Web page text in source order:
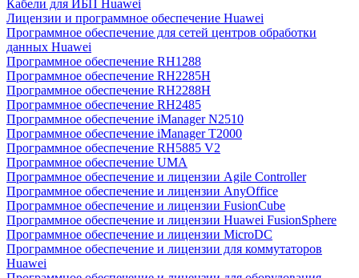
Кабели для ИБП Huawei
Лицензии и программное обеспечение Huawei
Программное обеспечение для сетей центров обработки
данных Huawei
Программное обеспечение RH1288
Программное обеспечение RH2285H
Программное обеспечение RH2288H
Программное обеспечение RH2485
Программное обеспечение iManager N2510
Программное обеспечение iManager T2000
Программное обеспечение RH5885 V2
Программное обеспечение UMA
Программное обеспечение и лицензии Agile Controller
Программное обеспечение и лицензии AnyOffice
Программное обеспечение и лицензии FusionCube
Программное обеспечение и лицензии Huawei FusionSphere
Программное обеспечение и лицензии MicroDC
Программное обеспечение и лицензии для коммутаторов
Huawei